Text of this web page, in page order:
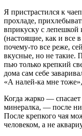
Я пристрастился к
прохладе,
вприкуску с
(настоящие, как и все
почему-то все реже,
вкусные, но не такие.
пью только крепкий
дома сам себе
«А налей-ка мне
Когда жарко —
минералка, — после
После крепкого чая
человеком, а не